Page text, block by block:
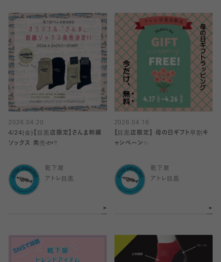
2026.04.20
4/24(金)【目黒店限定】さんま刺繍
ソックス 発売🐟‼️
靴下屋
アトレ目黒
2026.04.16
【目黒店限定】 母の日ギフト早割キ
ャンペーン✨
靴下屋
アトレ目黒